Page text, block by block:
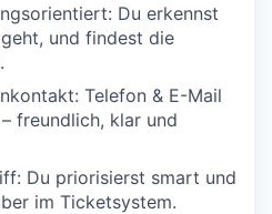
Du erkennst
und findest die
Telefon & E-Mail
freundlich, klar und
Du priorisierst smart und
im Ticketsystem.